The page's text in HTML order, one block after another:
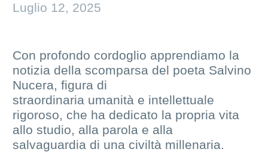
Luglio 12, 2025
Con profondo cordoglio apprendiamo la
notizia della scomparsa del poeta Salvino
Nucera, figura di
straordinaria umanità e intellettuale
rigoroso, che ha dedicato la propria vita
allo studio, alla parola e alla
salvaguardia di una civiltà millenaria.